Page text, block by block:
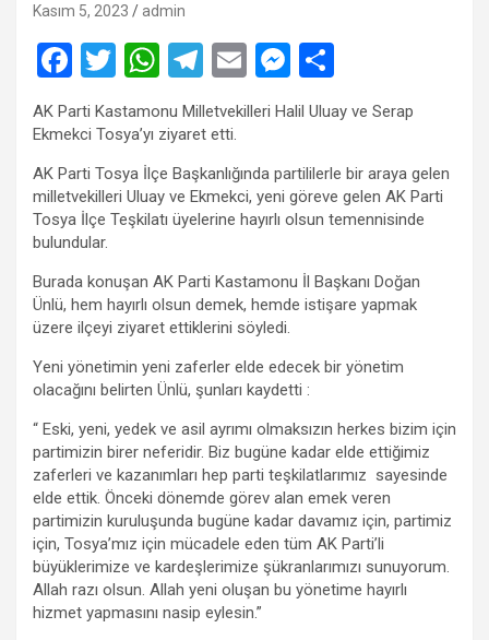
Kasım 5, 2023 admin
F
a
ce
b
o
o
k
T
wi
tt
er
W
at
s
A
p
p
T
el
e
gr
a
m
E
m
ail
M
es
se
n
g
er
ar
e
AK Parti Kastamonu Milletvekilleri Halil Uluay ve Serap
Ekmekci Tosya’yı ziyaret etti.
AK Parti Tosya İlçe Başkanlığında partililerle bir araya gelen
milletvekilleri Uluay ve Ekmekci, yeni göreve gelen AK Parti
Tosya İlçe Teşkilatı üyelerine hayırlı olsun temennisinde
bulundular.
Burada konuşan AK Parti Kastamonu İl Başkanı Doğan
Ünlü, hem hayırlı olsun demek, hemde istişare yapmak
üzere ilçeyi ziyaret ettiklerini söyledi.
Yeni yönetimin yeni zaferler elde edecek bir yönetim
olacağını belirten Ünlü, şunları kaydetti :
“ Eski, yeni, yedek ve asil ayrımı olmaksızın herkes bizim için
partimizin birer neferidir. Biz bugüne kadar elde ettiğimiz
zaferleri ve kazanımları hep parti teşkilatlarımız sayesinde
elde ettik. Önceki dönemde görev alan emek veren
partimizin kuruluşunda bugüne kadar davamız için, partimiz
için, Tosya’mız için mücadele eden tüm AK Parti’li
büyüklerimize ve kardeşlerimize şükranlarımızı sunuyorum.
Allah razı olsun. Allah yeni oluşan bu yönetime hayırlı
hizmet yapmasını nasip eylesin.”